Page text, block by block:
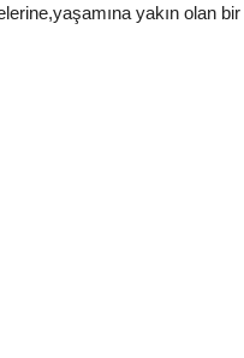
yakın olan bir